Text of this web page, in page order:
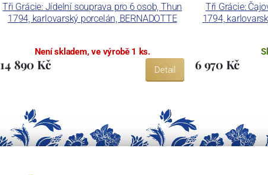
Tři Grácie: Jídelní souprava pro 6 osob, Thun
1794, karlovarský porcelán, BERNADOTTE
Není skladem, ve výrobě 1 ks.
14 890 Kč Detail
Tři Grácie:
1794,
6 970 Kč